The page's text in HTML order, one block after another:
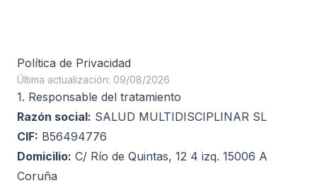
Política de Privacidad
Última actualización: 09/08/2026
1. Responsable del tratamiento
Razón social: SALUD MULTIDISCIPLINAR SL
CIF: B56494776
Domicilio: C/ Río de Quintas, 12 4 izq. 15006 A
Coruña